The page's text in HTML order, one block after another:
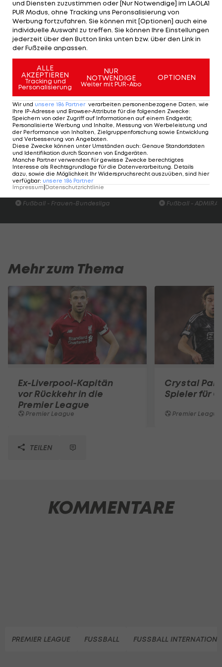
eigenen Strafraum, und der junge Portugiese
verwandelt den Elfmeter souverän zum 1:2-
Endstand aus Sicht der "Wolves".
Die "Clarets" bleiben das vierte Spiel in Folge
ungeschlagen, verabschieden sich mit nun 13
Zählern erstmals in dieser Saison aus den
Abstiegsrängen und stehen auf dem 16. Platz, die
Wolves setzen ihre Berg- und Talfahrt fort und
liegen mit 20 Zählern auf der elften Position.
Premier League - Spielplan/Ergebnisse >>>
Premier League - Tabelle >>>
HIGHLIGHTS: LASK - SK Sturm Graz
Fußball - Frauen-Bundesliga Fußball -
Mehr zum Thema
Ex-Liverpool-Kapitän
vor Rückkehr in die
Premier League
Premier League
Crystal
Spieler für
Premier League
TEILEN
KOMMENTARE
PREMIER LEAGUE FUSSBALL FUSSBALL
und Diensten zuzustimmen oder [Nur Notwendige] im LAOLA1
PUR Modus, ohne Tracking uns Peronsalisierung von
Werbung fortzufahren. Sie können mit [Optionen] auch eine
individuelle Auswahl zu treffen. Sie können Ihre Einstellungen
jederzeit über den Button links unten bzw. über den Link in
der Fußzeile anpassen.
ALLE
AKZEPTIEREN
Tracking und
Personalisierung
NUR
NOTWENDIGE
Weiter mit PUR-Abo
OPTIONEN
Wir und unsere 186 Partner verarbeiten personenbezogene Daten, wie
Ihre IP-Adresse und Browser-Attribute für die folgenden Zwecke:
Speichern von oder Zugriff auf Informationen auf einem Endgerät;
Personalisierte Werbung und Inhalte, Messung von Werbeleistung und
der Performance von Inhalten, Zielgruppenforschung sowie Entwicklung
und Verbesserung von Angeboten
Diese Zwecke können unter Umständen auch: Genaue Standortdaten
und Identifikation durch Scannen von Endgeräten
Manche Partner verwenden für gewisse Zwecke berechtigtes
Interesse als Rechtsgrundlage für die Datenverarbeitung. Details
dazu, sowie die Möglichkeit Ihr Widerspruchsrecht auszuüben, sind hier
verfügbar: unsere 186 Partner
Impressum|Datenschutzrichtlinie